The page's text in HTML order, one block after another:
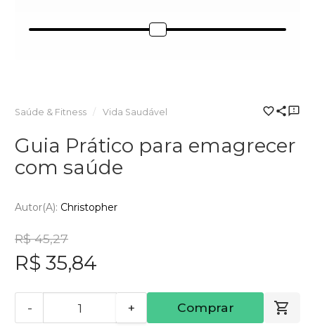
Saúde & Fitness Vida Saudável
Guia Prático para emagrecer
com saúde
Autor(a): Christopher
R$ 45,27
R$ 35,84
- + Comprar